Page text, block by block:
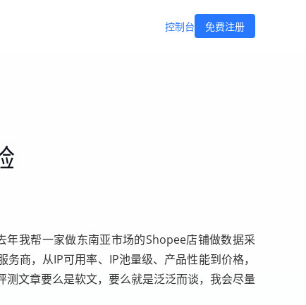
控制台 免费注册
我帮一家做东南亚市场的Shopee店铺做数据采
商，从IP可用率、IP池量级、产品性能到价格，
文章要么是软文，要么就是泛泛而谈，我会尽量